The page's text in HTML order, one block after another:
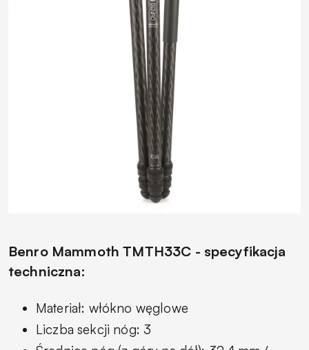
Benro Mammoth TMTH33C - specyfikacja
techniczna:
Materiał: włókno węglowe
Liczba sekcji nóg: 3